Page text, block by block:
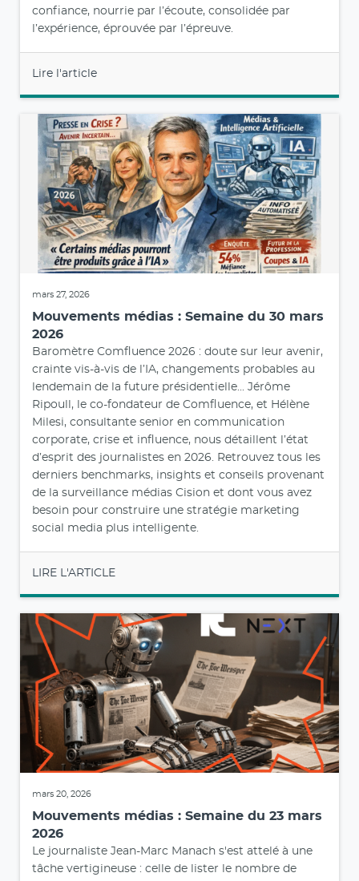
confiance, nourrie par l’écoute, consolidée par
l’expérience, éprouvée par l’épreuve.
Lire l'article
mars 27, 2026
Mouvements médias : Semaine du 30 mars
2026
Baromètre Comfluence 2026 : doute sur leur avenir,
crainte vis-à-vis de l’IA, changements probables au
lendemain de la future présidentielle... Jérôme
Ripoull, le co-fondateur de Comfluence, et Hélène
Milesi, consultante senior en communication
corporate, crise et influence, nous détaillent l’état
d’esprit des journalistes en 2026. Retrouvez tous les
derniers benchmarks, insights et conseils provenant
de la surveillance médias Cision et dont vous avez
besoin pour construire une stratégie marketing
social media plus intelligente.
LIRE L'ARTICLE
mars 20, 2026
Mouvements médias : Semaine du 23 mars
2026
Le journaliste Jean-Marc Manach s'est attelé à une
tâche vertigineuse : celle de lister le nombre de